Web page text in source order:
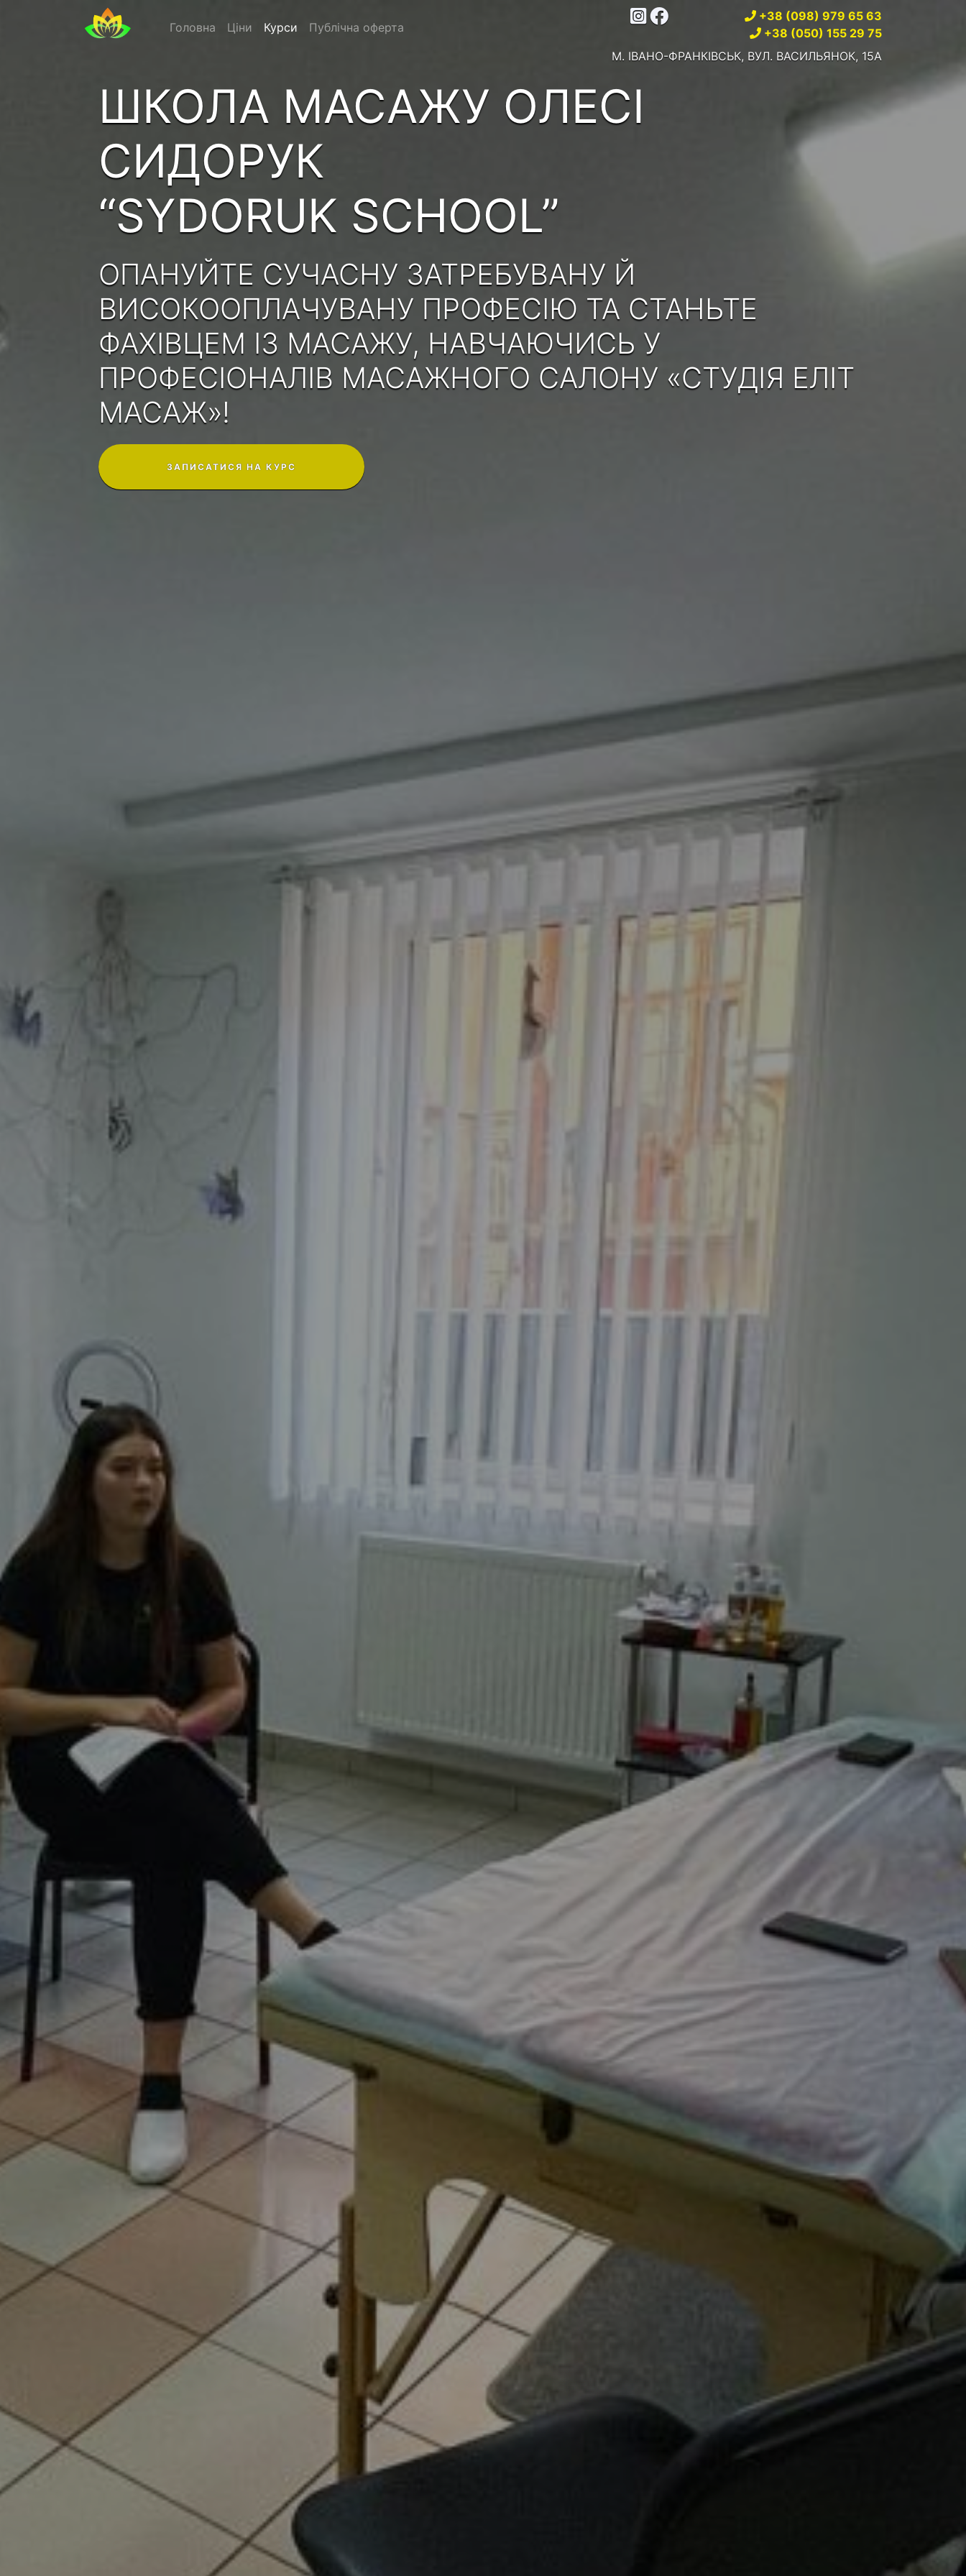
Головна Ціни Курси Публічна оферта
+38 (098) 979 65 63
+38 (050) 155 29 75
М. ІВАНО-ФРАНКІВСЬК, ВУЛ. ВАСИЛЬЯНОК, 15А
ШКОЛА МАСАЖУ ОЛЕСІ
СИДОРУК
“SYDORUK SCHOOL”
ОПАНУЙТЕ СУЧАСНУ ЗАТРЕБУВАНУ Й
ВИСОКООПЛАЧУВАНУ ПРОФЕСІЮ ТА СТАНЬТЕ
ФАХІВЦЕМ ІЗ МАСАЖУ, НАВЧАЮЧИСЬ У
ПРОФЕСІОНАЛІВ МАСАЖНОГО САЛОНУ «СТУДІЯ ЕЛІТ
МАСАЖ»!
ЗАПИСАТИСЯ НА КУРС